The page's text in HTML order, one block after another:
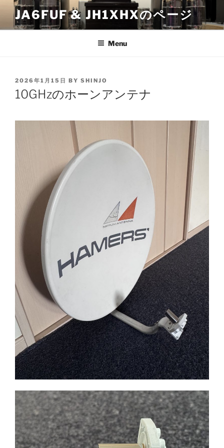
Skip
content
JA6FUF & JH1XHXのページ
Menu
POSTED
ON
2026年1月15日 BY SHINJO
10GHzのホーンアンテナ